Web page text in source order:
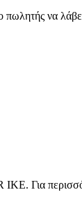
να
Για